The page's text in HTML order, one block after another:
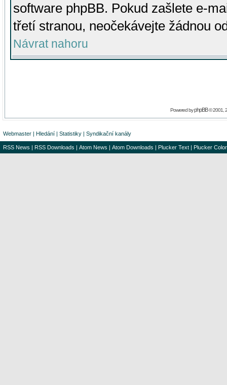
software phpBB. Pokud zašlete e-
třetí stranou, neočekávejte žádnou
Návrat nahoru
Powered byphpBB© 2001,
Webmaster | Hledání | Statistiky | Syndikační kanály
RSS News | RSS Downloads | Atom News | Atom Downloads | Plucker Text | Plucker Color